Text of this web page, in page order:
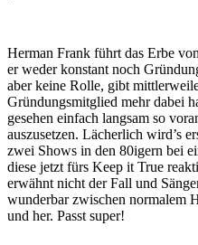
Herman Frank führt das Erbe von
er weder konstant noch
aber keine Rolle, gibt
Gründungsmitglied mehr dabei
gesehen einfach langsam so
auszusetzen. Lächerlich wird’s
zwei Shows in den 80igern bei
diese jetzt fürs Keep it True
erwähnt nicht der Fall und
wunderbar zwischen normalem
und her. Passt super!